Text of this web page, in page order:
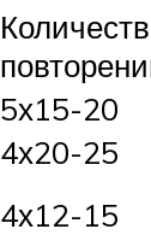
5х15-20
4х20-25
4х12-15